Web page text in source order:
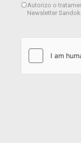
Autorizo o
Newsletter